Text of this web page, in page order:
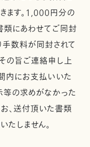
ます。1,000円分の
にあわせてご同封
手数料が同封されて
の旨ご連絡申し上
内にお支払いいた
の求めがなかった
お、送付頂いた書類
たしません。